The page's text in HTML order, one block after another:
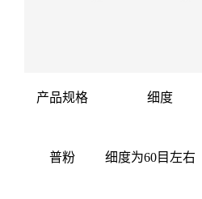
产品规格 细度
普粉 细度为60目左右